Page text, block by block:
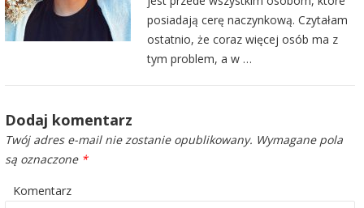
posiadają cerę naczynkową. Czytałam
ostatnio, że coraz więcej osób ma z
tym problem, a w …
Dodaj komentarz
Twój adres e-mail nie zostanie opublikowany. Wymagane pola
są oznaczone *
Komentarz